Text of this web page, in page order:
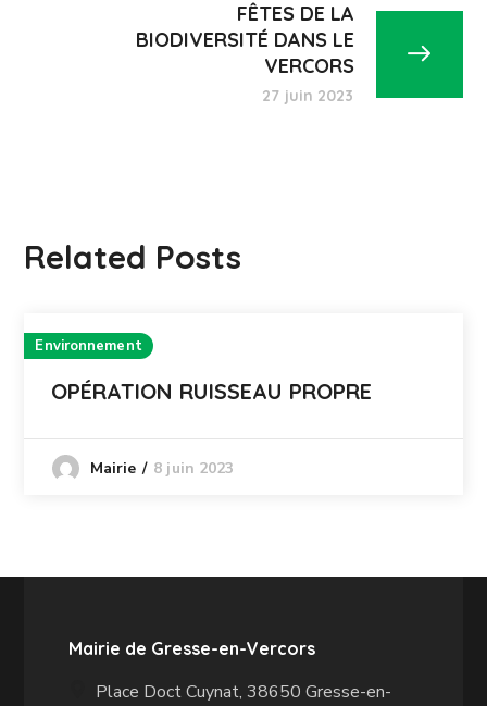
FÊTES DE LA
BIODIVERSITÉ DANS LE
VERCORS
27 juin 2023
Related Posts
Environnement
OPÉRATION RUISSEAU PROPRE
Mairie 8 juin 2023
Mairie de Gresse-en-Vercors
Place Doct Cuynat, 38650 Gresse-en-